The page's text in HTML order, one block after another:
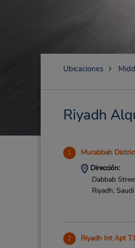
Ubicaciones
Riyadh
1 Murabbah
Dirección:
Dabbab
Riyadh,
2 Riyadh Int Apt